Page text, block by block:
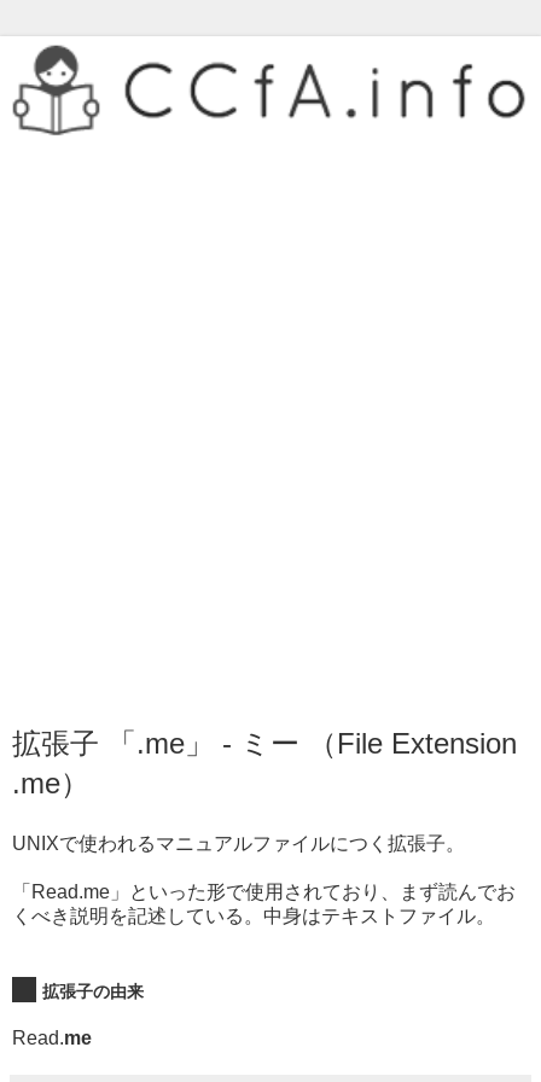
拡張子 「.me」 - ミー （File Extension
.me）
UNIXで使われるマニュアルファイルにつく拡張子。
「Read.me」といった形で使用されており、まず読んでお
くべき説明を記述している。中身はテキストファイル。
拡張子の由来
Read.me